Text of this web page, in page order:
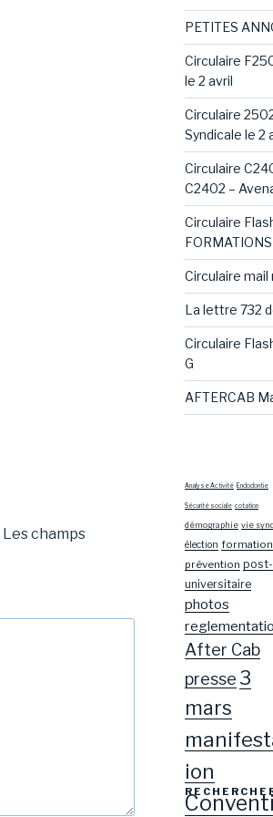
Les champs
PETITES
Circulaire
le 2 avril
Circulaire
Syndicale le 2
Circulaire
C2402 –
Circulaire
Circulaire mail
La lettre 732
Circulaire
G
AFTERCAB
Analyse Activité Endodontie
Sécurité sociale cotation
démographie vie
élection formation
prévention post-
universitaire
photos
After Cab
presse 3
mars
ion